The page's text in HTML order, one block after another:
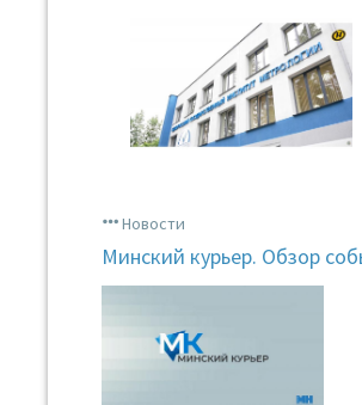
Новости
Минский курьер. Обзор